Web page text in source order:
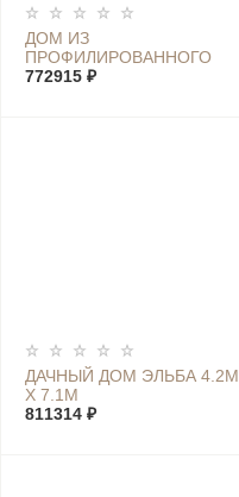
ДОМ ИЗ
ПРОФИЛИРОВАННОГО
БРУСА ШВЕЦИЯ XL 7М Х
772915 ₽
ДАЧНЫЙ ДОМ ЭЛЬБА 4.2М
Х 7.1М
811314 ₽